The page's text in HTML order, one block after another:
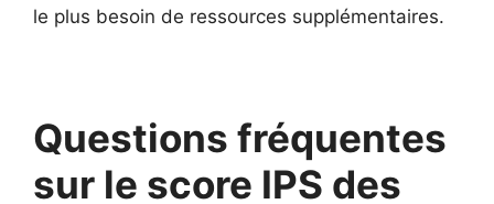
le plus besoin de ressources supplémentaires.
Questions fréquentes
sur le score IPS des